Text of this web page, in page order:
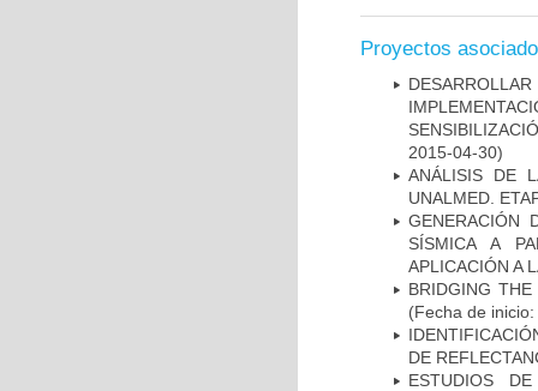
Proyectos
2015-04-30)
ANÁLISIS DE
UNALMED.
GENERACIÓN
SÍSMICA A
APLICACIÓN A
BRIDGING
(Fecha de
DE
ESTUDIOS